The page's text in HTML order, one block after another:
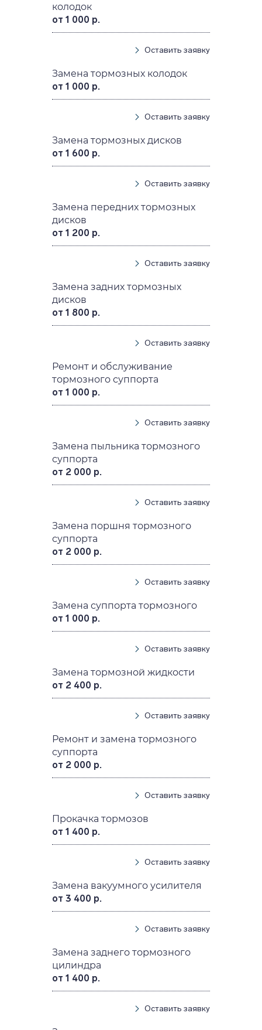
колодок
от 1 000 р.
Оставить заявку
Замена тормозных колодок
от 1 000 р.
Оставить заявку
Замена тормозных дисков
от 1 600 р.
Оставить заявку
Замена передних тормозных
дисков
от 1 200 р.
Оставить заявку
Замена задних тормозных
дисков
от 1 800 р.
Оставить заявку
Ремонт и обслуживание
тормозного суппорта
от 1 000 р.
Оставить заявку
Замена пыльника тормозного
суппорта
от 2 000 р.
Оставить заявку
Замена поршня тормозного
суппорта
от 2 000 р.
Оставить заявку
Замена суппорта тормозного
от 1 000 р.
Оставить заявку
Замена тормозной жидкости
от 2 400 р.
Оставить заявку
Ремонт и замена тормозного
суппорта
от 2 000 р.
Оставить заявку
Прокачка тормозов
от 1 400 р.
Оставить заявку
Замена вакуумного усилителя
от 3 400 р.
Оставить заявку
Замена заднего тормозного
цилиндра
от 1 400 р.
Оставить заявку